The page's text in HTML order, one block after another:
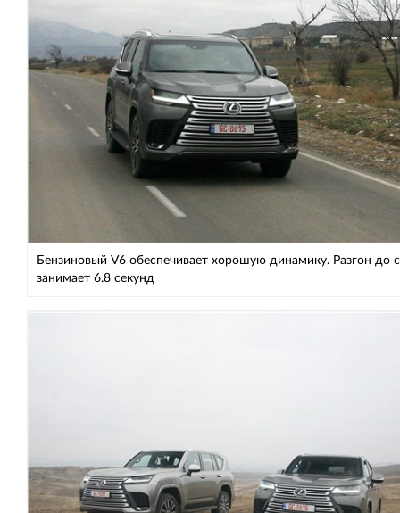
Бензиновый V6 обеспечивает хорошую динамику. Разгон до
занимает 6.8 секунд